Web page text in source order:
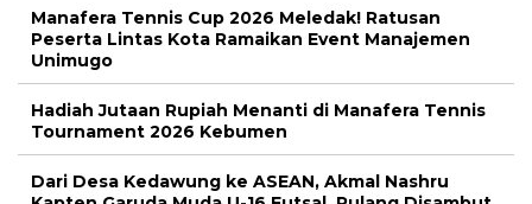
Olahraga Kualifikasi Piala Asia Wanita 2026, Timnas
Putri Indonesia Turunkan Empat Pemain Diaspora
Indonesia Menang 1-0 dari Bahrain, Prabowo:
Timnas Berhasil, Maju Terus!